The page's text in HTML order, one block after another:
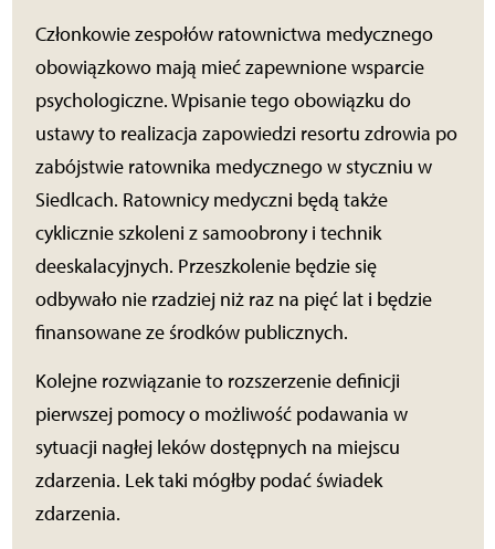
Członkowie zespołów ratownictwa medycznego
obowiązkowo mają mieć zapewnione wsparcie
psychologiczne. Wpisanie tego obowiązku do
ustawy to realizacja zapowiedzi resortu zdrowia po
zabójstwie ratownika medycznego w styczniu w
Siedlcach. Ratownicy medyczni będą także
cyklicznie szkoleni z samoobrony i technik
deeskalacyjnych. Przeszkolenie będzie się
odbywało nie rzadziej niż raz na pięć lat i będzie
finansowane ze środków publicznych.
Kolejne rozwiązanie to rozszerzenie definicji
pierwszej pomocy o możliwość podawania w
sytuacji nagłej leków dostępnych na miejscu
zdarzenia. Lek taki mógłby podać świadek
zdarzenia.